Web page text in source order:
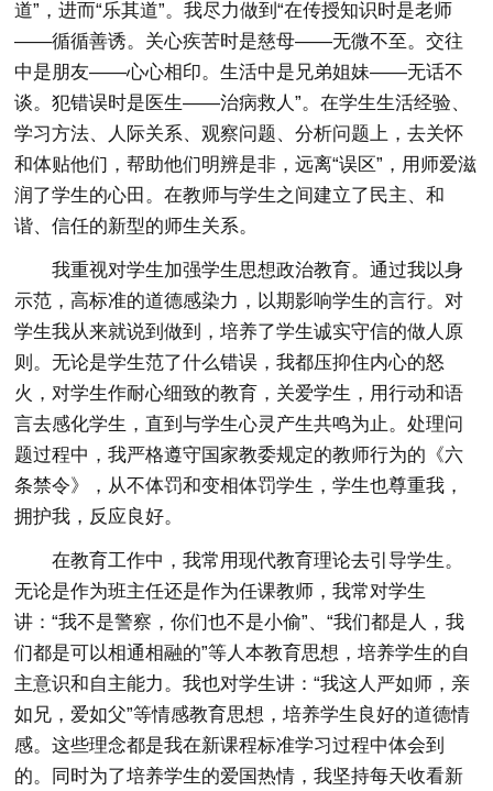
道”，进而“乐其道”。我尽力做到“在传授知识时是老师
——循循善诱。关心疾苦时是慈母——无微不至。交往
中是朋友——心心相印。生活中是兄弟姐妹——无话不
谈。犯错误时是医生——治病救人”。在学生生活经验、
学习方法、人际关系、观察问题、分析问题上，去关怀
和体贴他们，帮助他们明辨是非，远离“误区”，用师爱滋
润了学生的心田。在教师与学生之间建立了民主、和
谐、信任的新型的师生关系。
我重视对学生加强学生思想政治教育。通过我以身
示范，高标准的道德感染力，以期影响学生的言行。对
学生我从来就说到做到，培养了学生诚实守信的做人原
则。无论是学生范了什么错误，我都压抑住内心的怒
火，对学生作耐心细致的教育，关爱学生，用行动和语
言去感化学生，直到与学生心灵产生共鸣为止。处理问
题过程中，我严格遵守国家教委规定的教师行为的《六
条禁令》，从不体罚和变相体罚学生，学生也尊重我，
拥护我，反应良好。
在教育工作中，我常用现代教育理论去引导学生。
无论是作为班主任还是作为任课教师，我常对学生
讲：“我不是警察，你们也不是小偷”、“我们都是人，我
们都是可以相通相融的”等人本教育思想，培养学生的自
主意识和自主能力。我也对学生讲：“我这人严如师，亲
如兄，爱如父”等情感教育思想，培养学生良好的道德情
感。这些理念都是我在新课程标准学习过程中体会到
的。同时为了培养学生的爱国热情，我坚持每天收看新